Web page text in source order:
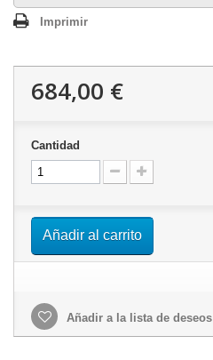
Imprimir
684,00 €
Cantidad
Añadir al carrito
Añadir a la lista de deseos